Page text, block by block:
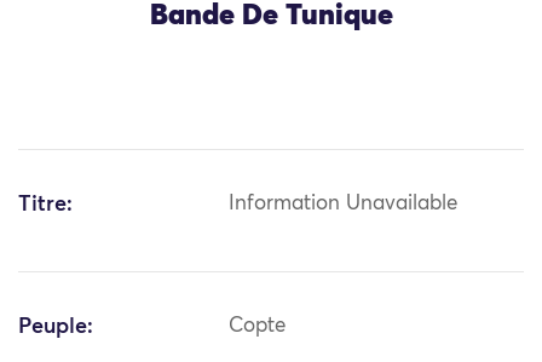
Bande De Tunique
Titre: Information Unavailable
Peuple: Copte